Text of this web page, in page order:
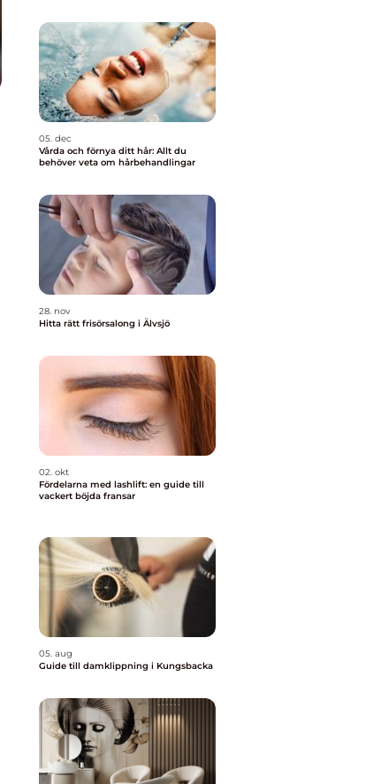
05. dec
Vårda och förnya ditt hår: Allt du
behöver veta om hårbehandlingar
28. nov
Hitta rätt frisörsalong i Älvsjö
02. okt
Fördelarna med lashlift: en guide till
vackert böjda fransar
05. aug
Guide till damklippning i Kungsbacka